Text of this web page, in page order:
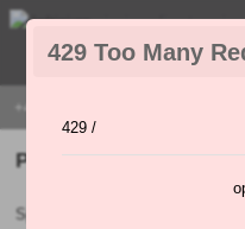
429 Too Many
429 /
+421 915 420 295 | PON - PET
Pripravci protiv
Sprej protiv korova može biti od